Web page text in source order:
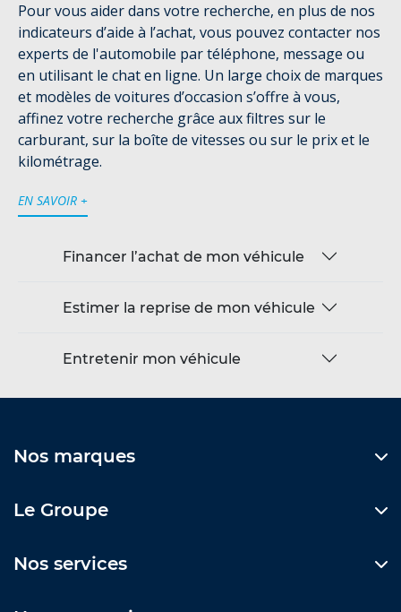
Pour vous aider dans votre recherche, en plus de nos
indicateurs d’aide à l’achat, vous pouvez contacter nos
experts de l'automobile par téléphone, message ou
en utilisant le chat en ligne. Un large choix de marques
et modèles de voitures d’occasion s’offre à vous,
affinez votre recherche grâce aux filtres sur le
carburant, sur la boîte de vitesses ou sur le prix et le
kilométrage.
EN SAVOIR +
Financer l’achat de mon véhicule
Estimer la reprise de mon véhicule
Entretenir mon véhicule
Nos marques
Le Groupe
Nos services